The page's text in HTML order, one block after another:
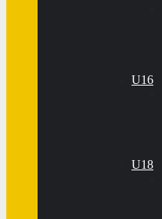
U16
U18